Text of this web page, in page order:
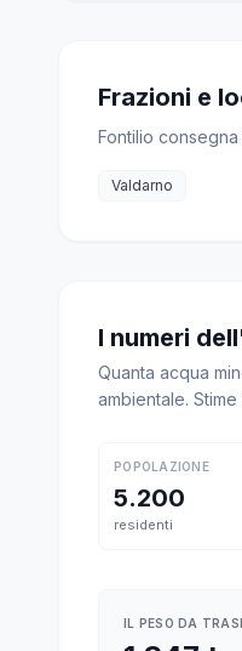
Frazioni e
Fontilio
Valdarno
I numeri
Quanta acqua
ambientale.
POPOLAZIONE
5.200
residenti
IL PESO DA